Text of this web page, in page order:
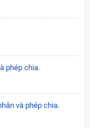
phép chia.
và phép chia.